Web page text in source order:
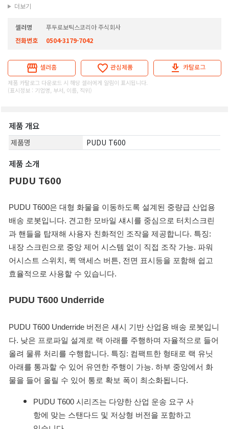
더보기
셀러명
푸두로보틱스코리아 주식회사
전화번호
0504-3179-7042
셀러홈 관심제품 카탈로그
제품 카탈로그 다운로드 시 해당 셀러에게 알림이 표시됩니다.
(표시정보 : 기업명, 부서, 이름, 직위)
제품 개요
제품명 PUDU T600
제품 소개